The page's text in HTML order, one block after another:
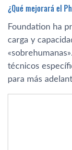
¿Qué mejorará el
Foundation ha
carga y
técnicos
para más